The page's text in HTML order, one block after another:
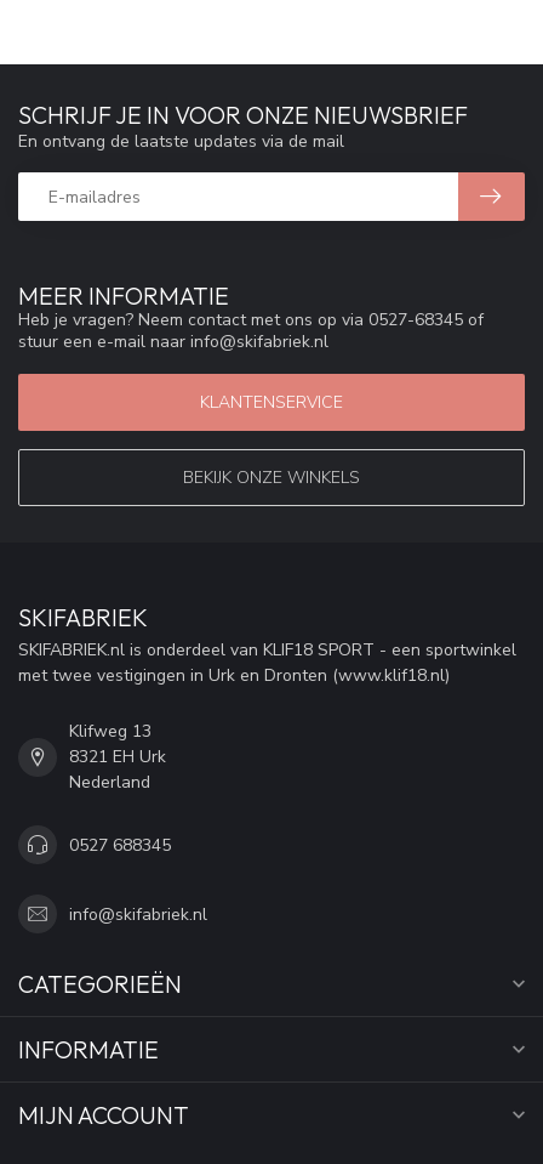
MEER INFORMATIE
Heb je vragen? Neem contact met ons op via 0527-68345 of
stuur een e-mail naar info@skifabriek.nl
KLANTENSERVICE
BEKIJK ONZE WINKELS
SCHRIJF JE IN VOOR ONZE NIEUWSBRIEF
En ontvang de laatste updates via de mail
SKIFABRIEK
SKIFABRIEK.nl is onderdeel van KLIF18 SPORT - een sportwinkel
met twee vestigingen in Urk en Dronten (www.klif18.nl)
Klifweg 13
8321 EH Urk
Nederland
0527 688345
info@skifabriek.nl
CATEGORIEËN
INFORMATIE
MIJN ACCOUNT